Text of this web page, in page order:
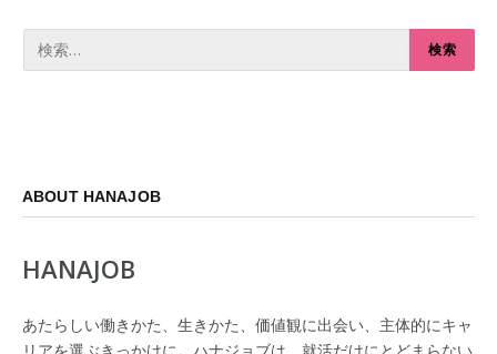
ABOUT HANAJOB
HANAJOB
あたらしい働きかた、生きかた、価値観に出会い、主体的にキャ